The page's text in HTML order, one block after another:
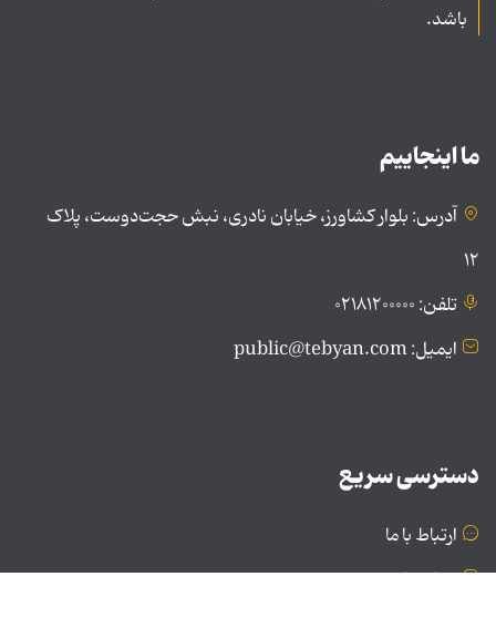
باشد.
ما اینجاییم
آدرس: بلوار کشاورز، خیابان نادری، نبش حجت‌دوست، پلاک
۱۲
تلفن: ۰۲۱۸۱۲۰۰۰۰۰
ایمیل: public@tebyan.com
دسترسی سریع
ارتباط با ما
درباره ما